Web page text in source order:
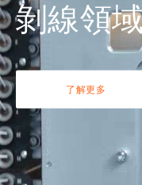
剝線領
了解更多